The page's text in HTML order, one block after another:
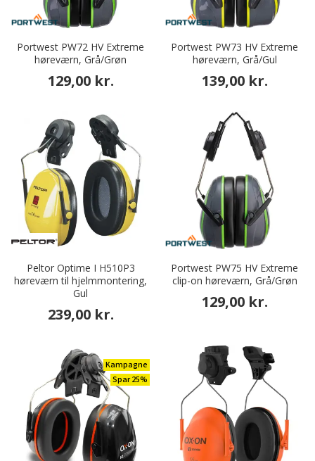
Portwest PW72 HV Extreme
høreværn, Grå/Grøn
129,00 kr.
Portwest PW73 HV Extreme
høreværn, Grå/Gul
139,00 kr.
Peltor Optime I H510P3
høreværn til hjelmmontering,
Gul
239,00 kr.
Portwest PW75 HV Extreme
clip-on høreværn, Grå/Grøn
129,00 kr.
Kampagne
Spar 25%